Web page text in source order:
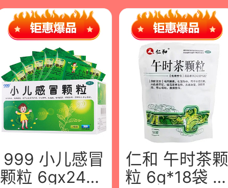
999 小儿感冒
颗粒 6gx24袋/
仁和 午时茶颗
粒 6g*18袋 武